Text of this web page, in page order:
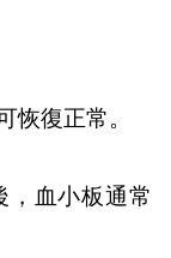
復正常。
血小板通常